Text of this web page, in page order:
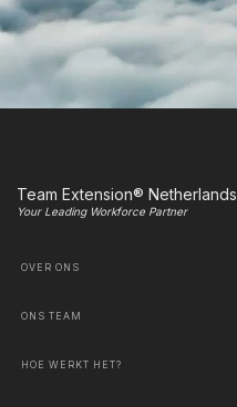
Team Extension® Netherlands
Your Leading Workforce Partner
OVER ONS
ONS TEAM
HOE WERKT HET?